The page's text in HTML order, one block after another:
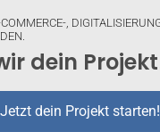
,
dein
Jetzt dein Projekt starten!